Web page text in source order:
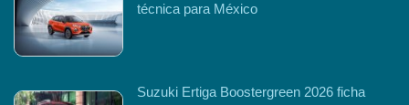
técnica para México
Suzuki Ertiga Boostergreen 2026 ficha